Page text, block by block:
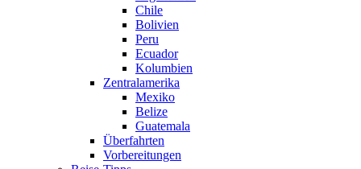
Chile
Bolivien
Peru
Ecuador
Kolumbien
Zentralamerika
Mexiko
Belize
Guatemala
Überfahrten
Vorbereitungen